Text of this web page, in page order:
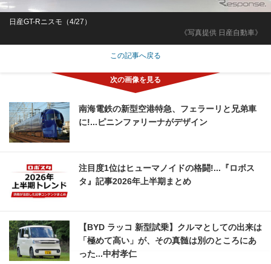
《写真提供 日産自動車》
日産GT-Rニスモ（4/27）
この記事へ戻る
南海電鉄の新型空港特急、フェラーリと兄弟車
に!...ピニンファリーナがデザイン
注目度1位はヒューマノイドの格闘!...『ロボス
タ』記事2026年上半期まとめ
【BYD ラッコ 新型試乗】クルマとしての出来は
「極めて高い」が、その真髄は別のところにあ
った...中村孝仁